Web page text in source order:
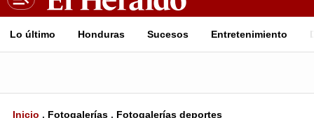
Lo último Honduras Sucesos Entretenimiento
Inicio . Fotogalerías . Fotogalerías deportes